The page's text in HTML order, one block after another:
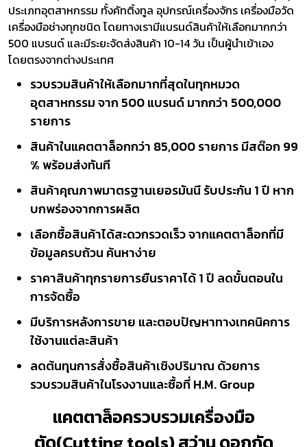
ประเภทอุตสาหกรรม ทั้งคัทติ้งทูล อุปกรณ์เครื่องจักร เครื่องมือวัด
เครื่องมือช่างทุกชนิด โดยทางเรามีแบรนด์สินค้าให้เลือกมากกว่า
500 แบรนด์ และมีระยะจัดส่งสินค้า 10-14 วัน เป็นผู้นำเข้าเอง
โดยตรงจากต่างประเทศ
รวบรวมสินค้าให้เลือกมากที่สุดในทุกหมวด
อุตสาหกรรม จาก 500 แบรนด์ มากกว่า 500,000
รายการ
สินค้าในแคตตาล็อกกว่า 85,000 รายการ มีสต๊อก 99
% พร้อมส่งทันที
สินค้าคุณภาพมาตรฐานเยอรมันนี รับประกัน 1 ปี หาก
บกพร่องจากการผลิต
เลือกซื้อสินค้าได้สะดวกรวดเร็ว จากแคตตาล็อกที่มี
ข้อมูลครบถ้วน ค้นหาง่าย
ราคาสินค้าทุกรายการยืนราคาได้ 1 ปี ลดขั้นตอนใน
การจัดซื้อ
มีบริการหลังการขาย และตอบปัญหาทางเทคนิคการ
ใช้งานแต่ละสินค้า
ลดต้นทุนการสั่งซื้อสินค้าเชิงปริมาณ ด้วยการ
รวบรวมสินค้าในโรงงานและซื้อที่ H.M. Group
แคตตาล็อครวบรวมเครื่องมือ